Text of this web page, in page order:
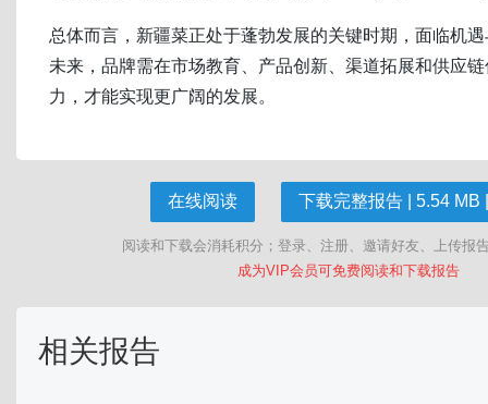
总体而言，新疆菜正处于蓬勃发展的关键时期，面临机
未来，品牌需在市场教育、产品创新、渠道拓展和供应
力，才能实现更广阔的发展。
在线阅读 下载完整报告 | 5.54 MB
阅读和下载会消耗积分；登录、注册、邀请好友、上传报
成为VIP会员可免费阅读和下载报告
相关报告